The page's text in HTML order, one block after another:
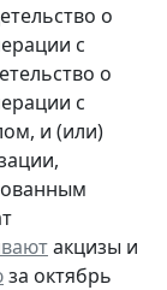
о
с
о
с
и (или)
акцизы и
за октябрь